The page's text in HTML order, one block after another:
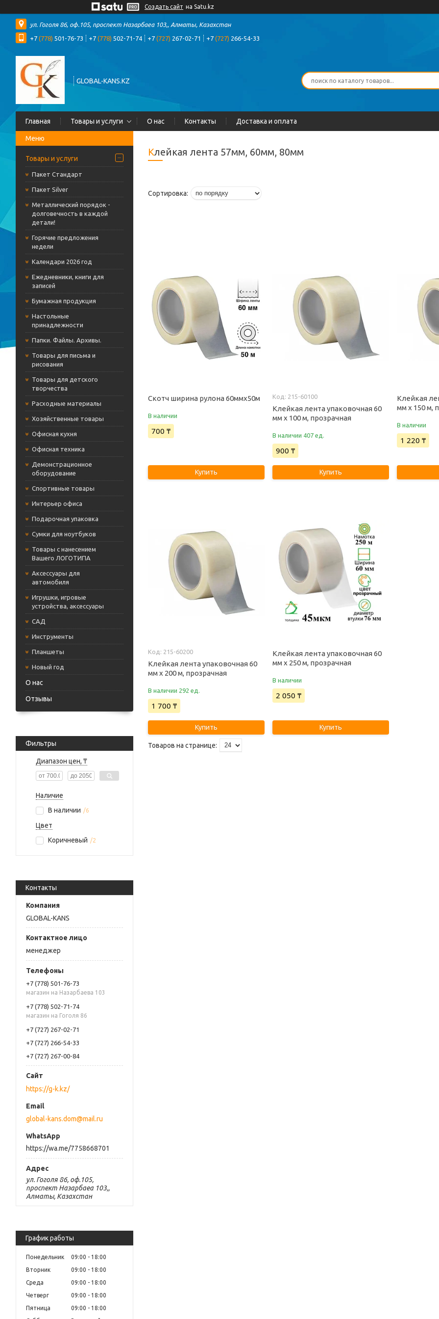
Создать сайт на Satu.kz
ул. Гоголя 86, оф.105, проспект Назарбаеа 103,, Алматы, Казахстан
+7 (778) 501-76-73 +7 (778) 502-71-74 +7 (727) 267-02-71 +7 (727) 266-54-33
GLOBAL-KANS.KZ
Главная Товары и услуги О нас Контакты Доставка и оплата
Товары и услуги
Пакет Стандарт
Пакет Silver
Металлический порядок -
долговечность в каждой
детали!
Горячие предложения
недели
Календари 2026 год
Ежедневники, книги для
записей
Бумажная продукция
Настольные
принадлежности
Папки. Файлы. Архивы.
Товары для письма и
рисования
Товары для детского
творчества
Расходные материалы
Хозяйственные товары
Офисная кухня
Офисная техника
Демонстрационное
оборудование
Cпортивные товары
Интерьер офиса
Подарочная упаковка
Сумки для ноутбуков
Товары с нанесением
Вашего ЛОГОТИПА
Аксессуары для
автомобиля
Игрушки, игровые
устройства, аксессуары
САД
Инструменты
Планшеты
Новый год
О нас
Отзывы
Фильтры
Диапазон цен, ₸
Наличие
В наличии
6
Цвет
Коричневый
2
Контакты
GLOBAL-KANS
менеджер
+7 (778) 501-76-73
магазин на Назарбаева 103
+7 (778) 502-71-74
магазин на Гоголя 86
+7 (727) 267-02-71
+7 (727) 266-54-33
+7 (727) 267-00-84
https://g-k.kz/
global-kans.dom@mail.ru
https://wa.me/7758668701
ул. Гоголя 86, оф.105,
проспект Назарбаеа 103,,
Алматы, Казахстан
График работы
Понедельник 09:00
18:00
Вторник
09:00
18:00
Среда
09:00
18:00
Четверг
09:00
18:00
Пятница
09:00
18:00
Клейкая лента 57мм, 60мм, 80мм
Скотч ширина рулона 60ммх50м
В наличии
700 ₸
Купить
215-60100
Клейкая лента упаковочная 60
мм х 100 м, прозрачная
В наличии 407 ед.
900 ₸
Купить
Клейкая
мм х 150 м,
В наличии
1 220 ₸
215-60200
Клейкая лента упаковочная 60
мм х 200 м, прозрачная
В наличии 292 ед.
1 700 ₸
Купить
Клейкая лента упаковочная 60
мм х 250 м, прозрачная
В наличии
2 050 ₸
Купить